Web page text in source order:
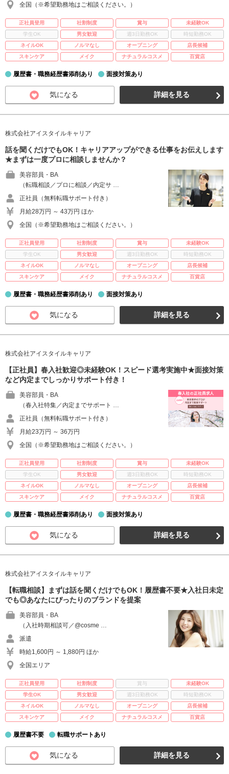
全国（※希望勤務地はご相談ください。）
正社員登用 社割制度 賞与
未経験OK
学生OK
男女歓迎 週3日勤務OK
時短勤務OK
ネイルOK
ノルマなし オープニング
店長候補
スキンケア
メイク ナチュラルコスメ 百貨店
履歴書・職務経歴書添削あり 面接対策あり
気になる 詳細を見る
株式会社アイスタイルキャリア
話を聞くだけでもOK！キャリアアップができる仕事をお伝えします
★まずは一度プロに相談しませんか？
美容部員・BA
（転職相談／プロに相談／内定サ …
正社員（無料転職サポート付き）
月給28万円 ～ 43万円 ほか
全国（※希望勤務地はご相談ください。）
正社員登用 社割制度 賞与
未経験OK
学生OK
男女歓迎 週3日勤務OK
時短勤務OK
ネイルOK
ノルマなし オープニング
店長候補
スキンケア
メイク ナチュラルコスメ 百貨店
履歴書・職務経歴書添削あり 面接対策あり
気になる 詳細を見る
株式会社アイスタイルキャリア
【正社員】春入社歓迎◎未経験OK！スピード選考実施中★面接対策
など内定までしっかりサポート付き！
美容部員・BA
（春入社特集／内定までサポート …
正社員（無料転職サポート付き）
月給23万円 ～ 36万円
全国（※希望勤務地はご相談ください。）
正社員登用 社割制度 賞与
未経験OK
学生OK
男女歓迎 週3日勤務OK
時短勤務OK
ネイルOK
ノルマなし オープニング
店長候補
スキンケア
メイク ナチュラルコスメ 百貨店
履歴書・職務経歴書添削あり 面接対策あり
気になる 詳細を見る
株式会社アイスタイルキャリア
【転職相談】まずは話を聞くだけでもOK！履歴書不要★入社日未定
でも◎あなたにぴったりのブランドを提案
美容部員・BA
（入社時期相談可／@cosme …
派遣
時給1,600円 ～ 1,880円 ほか
全国エリア
正社員登用 社割制度 賞与
未経験OK
学生OK
男女歓迎 週3日勤務OK
時短勤務OK
ネイルOK
ノルマなし オープニング
店長候補
スキンケア
メイク ナチュラルコスメ 百貨店
履歴書不要 転職サポートあり
気になる 詳細を見る